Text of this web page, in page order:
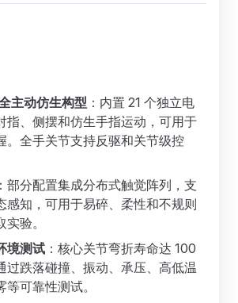
主动仿生构型 ：内置 21 个独立电
指、侧摆和仿生手指运动，可用于
。全手关节支持反驱和关节级控
：部分配置集成分布式触觉阵列，支
感知，可用于易碎、柔性和不规则
验。
境测试 ：核心关节弯折寿命达 100
过跌落碰撞、振动、承压、高低温
可靠性测试。